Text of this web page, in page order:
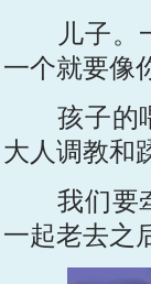
儿子。一
一个就要像
孩子的喂
大人调教和
我们要牵
一起老去